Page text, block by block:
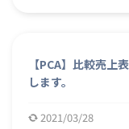
【PCA】比較売上
します。
2021/03/28